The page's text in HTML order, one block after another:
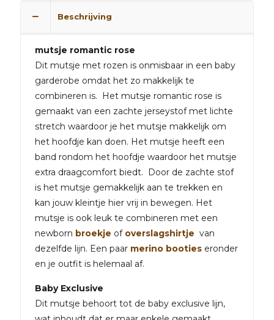
Beschrijving
mutsje romantic rose
Dit mutsje met rozen is onmisbaar in een baby
garderobe omdat het zo makkelijk te
combineren is. Het mutsje romantic rose is
gemaakt van een zachte jerseystof met lichte
stretch waardoor je het mutsje makkelijk om
het hoofdje kan doen. Het mutsje heeft een
band rondom het hoofdje waardoor het mutsje
extra draagcomfort biedt. Door de zachte stof
is het mutsje gemakkelijk aan te trekken en
kan jouw kleintje hier vrij in bewegen. Het
mutsje is ook leuk te combineren met een
newborn broekje of overslagshirtje van
dezelfde lijn. Een paar merino booties eronder
en je outfit is helemaal af.
Baby Exclusive
Dit mutsje behoort tot de baby exclusive lijn,